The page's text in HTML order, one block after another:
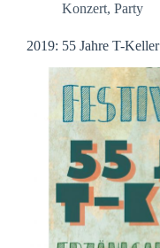
Konzert, Party
2019: 55 Jahre T-Keller